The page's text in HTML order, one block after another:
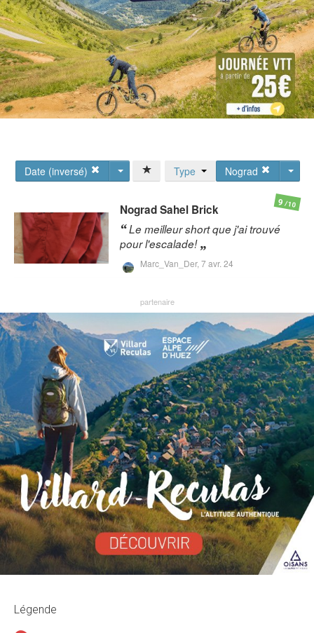
Date (inversé) Nograd
Type
NogradSahel Brick
Le meilleur short que j'ai trouvé
pour l'escalade!
Marc_Van_Der, 7 avr. 24
9/10
Légende